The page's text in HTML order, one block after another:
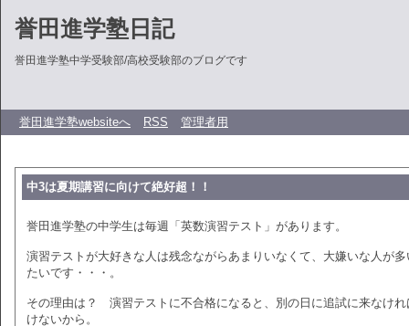
誉田進学塾日記
誉田進学塾中学受験部/高校受験部のブログです
誉田進学塾websiteへ RSS 管理者用
中3は夏期講習に向けて絶好超！！
誉田進学塾の中学生は毎週「英数演習テスト」があります。
演習テストが大好きな人は残念ながらあまりいなくて、大嫌いな人が多
たいです・・・。
その理由は？ 演習テストに不合格になると、別の日に追試に来なけれ
けないから。